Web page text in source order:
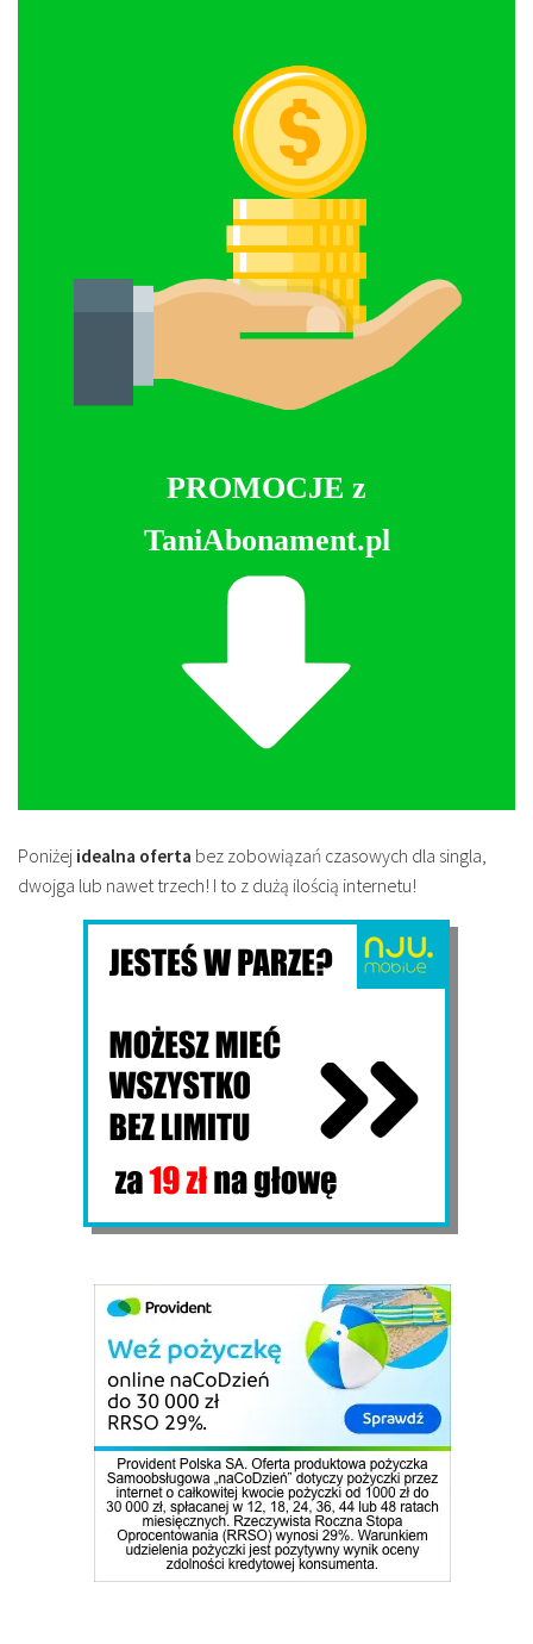
PROMOCJE z
TaniAbonament.pl
Poniżej idealna oferta bez zobowiązań czasowych dla singla,
dwojga lub nawet trzech! I to z dużą ilością internetu!